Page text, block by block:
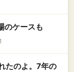
のケースも
たのよ。7年の